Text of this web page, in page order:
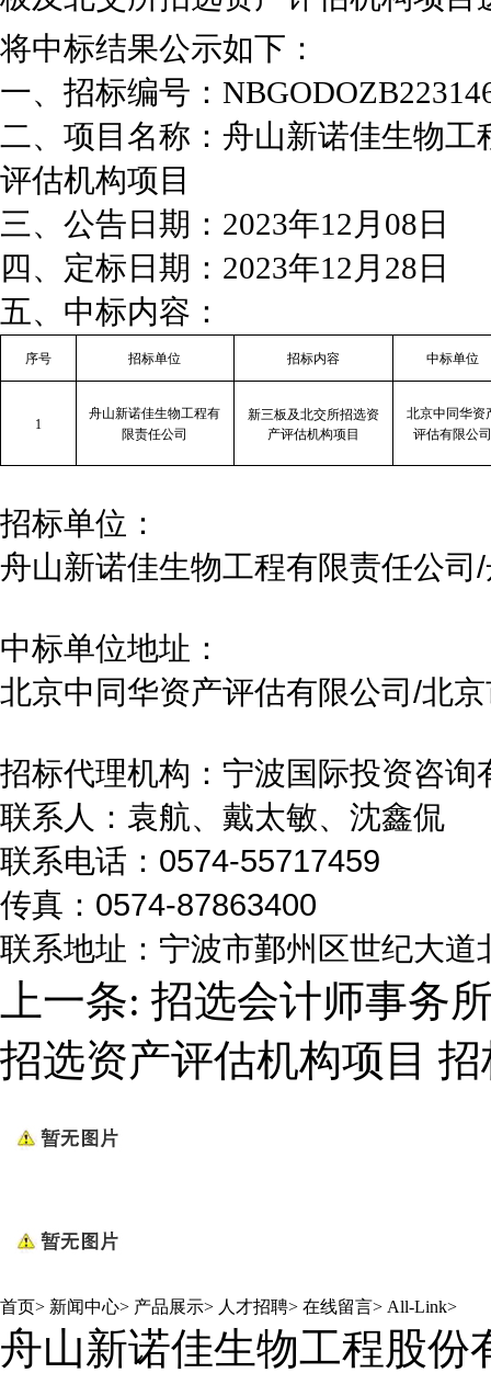
将中标结果公示如下：
一、招标编号：
二、项目名称：舟山新诺佳生物
评估机构项目
三、公告日期：2023年12月08日
四、定标日期：2023年12月28日
五、中标内容：
序号 招标单位 招标内容 中标单位
1
舟山新诺佳生物工程有
限责任公司
新三板及北交所招选资
产评估机构项目
北京中同华资
评估有限公
招标单位：
舟山新诺佳生物工程有限责任公司 /
中标单位地址：
北京中同华资产评估有限公司 /北
招标代理机构：宁波国际投资咨询
联系人：袁航、戴太敏、沈鑫侃
联系电话： 0574-55717459
传真： 0574-87863400
联系地址： 宁波市鄞州区世纪大道
上一条: 招选会计师事务
招选资产评估机构项目
首页> 新闻中心> 产品展示> 人才招聘> 在线留言> All-Link>
舟山新诺佳生物工程股